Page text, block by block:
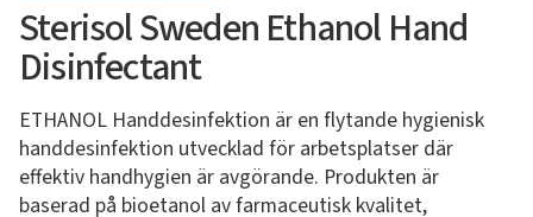
Sterisol Sweden Ethanol Hand
Disinfectant
ETHANOL Handdesinfektion är en flytande hygienisk
handdesinfektion utvecklad för arbetsplatser där
effektiv handhygien är avgörande. Produkten är
baserad på bioetanol av farmaceutisk kvalitet,